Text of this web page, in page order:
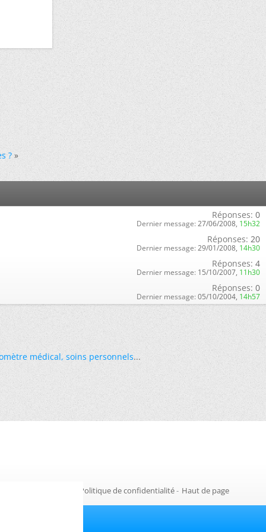
? »
Réponses: 0
Dernier message: 27/06/2008, 15h32
Réponses: 20
Dernier message: 29/01/2008, 14h30
Réponses: 4
Dernier message: 15/10/2007, 11h30
Réponses: 0
Dernier message: 05/10/2004, 14h57
médical,soins personnels...
Politique de confidentialité- Haut de page